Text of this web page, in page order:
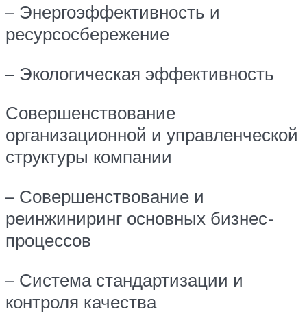
– Энергоэффективность и
ресурсосбережение
– Экологическая эффективность
Совершенствование
организационной и управленческой
структуры компании
– Совершенствование и
реинжиниринг основных бизнес-
процессов
– Система стандартизации и
контроля качества